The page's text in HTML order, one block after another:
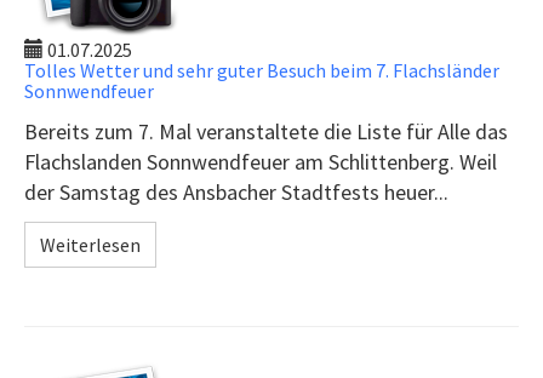
01.07.2025
Tolles Wetter und sehr guter Besuch beim 7. Flachsländer
Sonnwendfeuer
Bereits zum 7. Mal veranstaltete die Liste für Alle das
Flachslanden Sonnwendfeuer am Schlittenberg. Weil
der Samstag des Ansbacher Stadtfests heuer...
Weiterlesen